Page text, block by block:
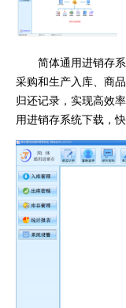
简体通用进销存
采购和生产入库、商
归还记录，实现高效
用进销存系统下载，